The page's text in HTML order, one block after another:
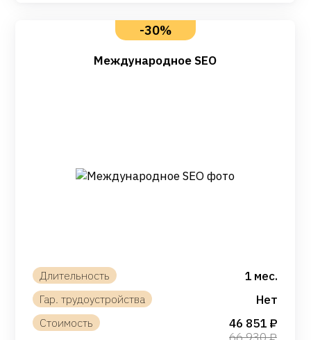
Международное SEO
-30%
1 мес.
Нет
46 851